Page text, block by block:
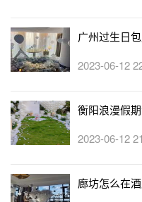
广州过生日
2023-06-12
衡阳浪漫假
2023-06-12
廊坊怎么在